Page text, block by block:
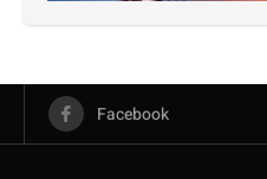
Facebook